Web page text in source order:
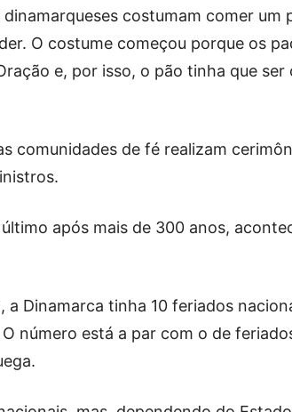
costumam comer um
O costume começou porque os
e, por isso, o pão tinha que ser
comunidades de fé realizam
após mais de 300 anos,
Dinamarca tinha 10 feriados
número está a par com o de